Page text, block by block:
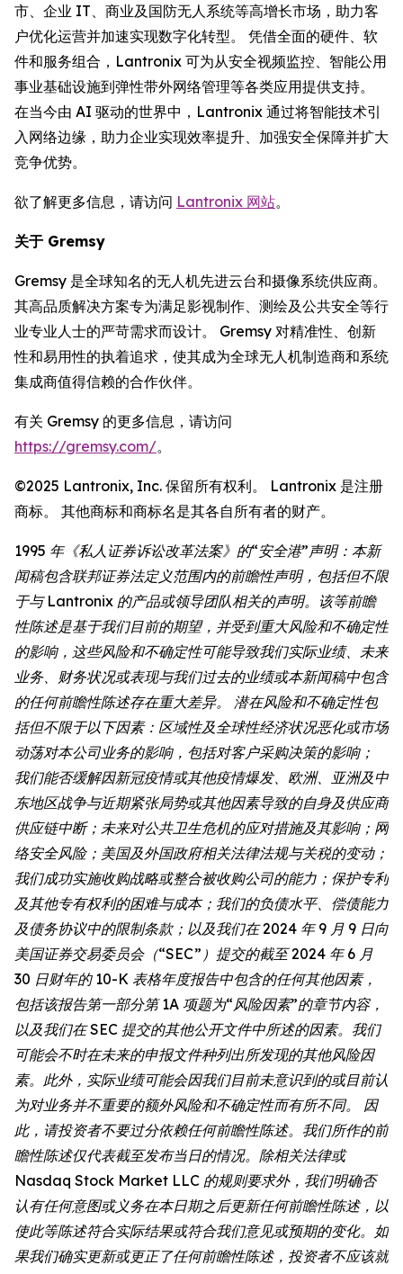
市、企业 IT、商业及国防无人系统等高增长市场，助力客
户优化运营并加速实现数字化转型。 凭借全面的硬件、软
件和服务组合，Lantronix 可为从安全视频监控、智能公用
事业基础设施到弹性带外网络管理等各类应用提供支持。
在当今由 AI 驱动的世界中，Lantronix 通过将智能技术引
入网络边缘，助力企业实现效率提升、加强安全保障并扩大
竞争优势。
欲了解更多信息，请访问 Lantronix 网站。
关于 Gremsy
Gremsy 是全球知名的无人机先进云台和摄像系统供应商。
其高品质解决方案专为满足影视制作、测绘及公共安全等行
业专业人士的严苛需求而设计。 Gremsy 对精准性、创新
性和易用性的执着追求，使其成为全球无人机制造商和系统
集成商值得信赖的合作伙伴。
有关 Gremsy 的更多信息，请访问
https://gremsy.com/。
©2025 Lantronix, Inc. 保留所有权利。 Lantronix 是注册
商标。 其他商标和商标名是其各自所有者的财产。
1995 年《私人证券诉讼改革法案》的“安全港”声明：本新
闻稿包含联邦证券法定义范围内的前瞻性声明，包括但不限
于与 Lantronix 的产品或领导团队相关的声明。该等前瞻
性陈述是基于我们目前的期望，并受到重大风险和不确定性
的影响，这些风险和不确定性可能导致我们实际业绩、未来
业务、财务状况或表现与我们过去的业绩或本新闻稿中包含
的任何前瞻性陈述存在重大差异。 潜在风险和不确定性包
括但不限于以下因素：区域性及全球性经济状况恶化或市场
动荡对本公司业务的影响，包括对客户采购决策的影响；
我们能否缓解因新冠疫情或其他疫情爆发、欧洲、亚洲及中
东地区战争与近期紧张局势或其他因素导致的自身及供应商
供应链中断；未来对公共卫生危机的应对措施及其影响；网
络安全风险；美国及外国政府相关法律法规与关税的变动；
我们成功实施收购战略或整合被收购公司的能力；保护专利
及其他专有权利的困难与成本；我们的负债水平、偿债能力
及债务协议中的限制条款；以及我们在 2024 年 9 月 9 日向
美国证券交易委员会（“SEC”）提交的截至 2024 年 6 月
30 日财年的 10-K 表格年度报告中包含的任何其他因素，
包括该报告第一部分第 1A 项题为“风险因素”的章节内容，
以及我们在 SEC 提交的其他公开文件中所述的因素。我们
可能会不时在未来的申报文件种列出所发现的其他风险因
素。此外，实际业绩可能会因我们目前未意识到的或目前认
为对业务并不重要的额外风险和不确定性而有所不同。 因
此，请投资者不要过分依赖任何前瞻性陈述。我们所作的前
瞻性陈述仅代表截至发布当日的情况。除相关法律或
Nasdaq Stock Market LLC 的规则要求外，我们明确否
认有任何意图或义务在本日期之后更新任何前瞻性陈述，以
使此等陈述符合实际结果或符合我们意见或预期的变化。如
果我们确实更新或更正了任何前瞻性陈述，投资者不应该就